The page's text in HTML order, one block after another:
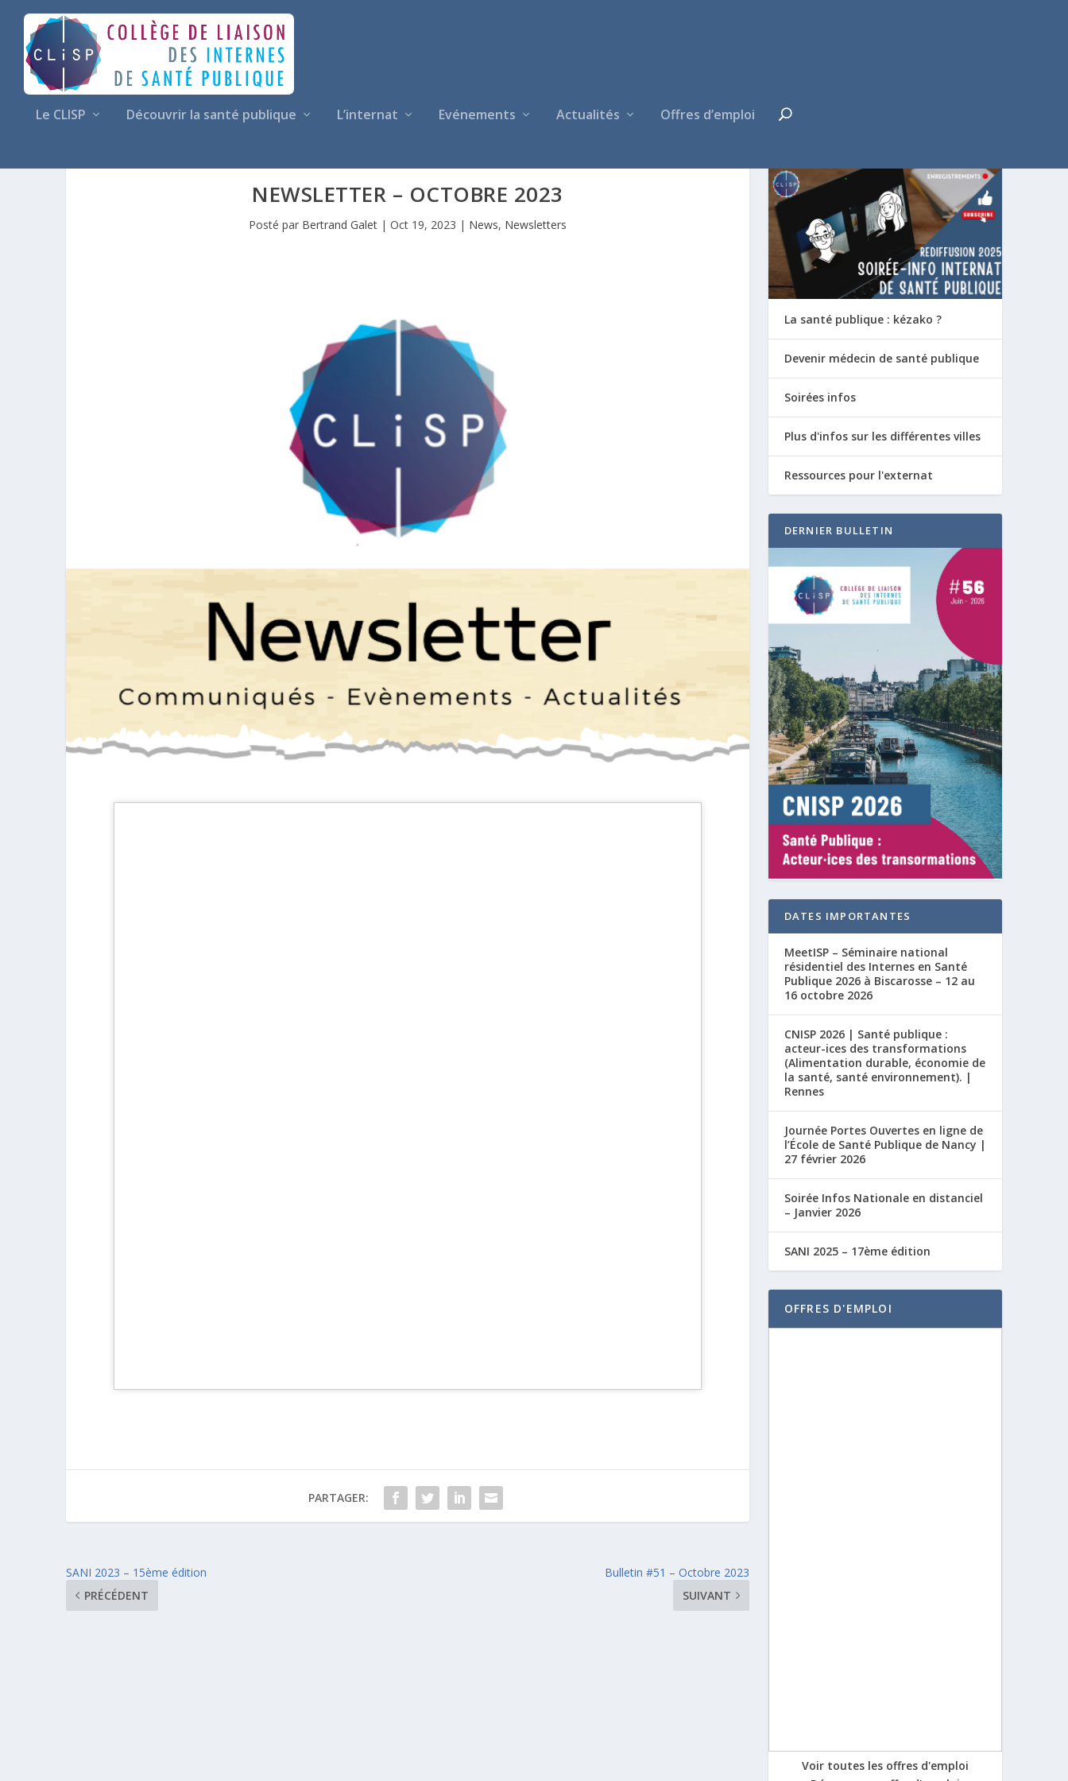
Le CLISP Découvrir la santé publique L’internat Evénements Actualités Offres d’emploi
NEWSLETTER – OCTOBRE 2023
Posté par Bertrand Galet| Oct 19, 2023 | News, Newsletters
PARTAGER:
SANI 2023 – 15ème édition
PRÉCÉDENT
Bulletin #51 – Octobre 2023
SUIVANT
La santé publique : kézako ?
Devenir médecin de santé publique
Soirées infos
Plus d'infos sur les différentes villes
Ressources pour l'externat
DERNIER BULLETIN
DATES IMPORTANTES
MeetISP – Séminaire national
résidentiel des Internes en Santé
Publique 2026 à Biscarosse – 12 au
16 octobre 2026
CNISP 2026 | Santé publique :
acteur-ices des transformations
(Alimentation durable, économie de
la santé, santé environnement). |
Rennes
Journée Portes Ouvertes en ligne de
l’École de Santé Publique de Nancy |
27 février 2026
Soirée Infos Nationale en distanciel
– Janvier 2026
SANI 2025 – 17ème édition
OFFRES D'EMPLOI
Voir toutes les offres d'emploi